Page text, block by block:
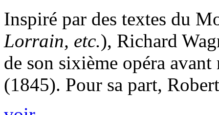
Inspiré par des textes du
Lorrain, etc.), Richard
de son sixième opéra
(1845). Pour sa part,